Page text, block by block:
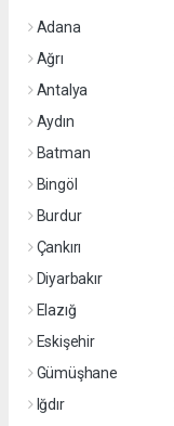
Adana
Ağrı
Antalya
Aydın
Batman
Bingöl
Burdur
Çankırı
Diyarbakır
Elazığ
Eskişehir
Gümüşhane
Iğdır